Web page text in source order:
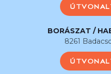
BORÁSZAT /
8261